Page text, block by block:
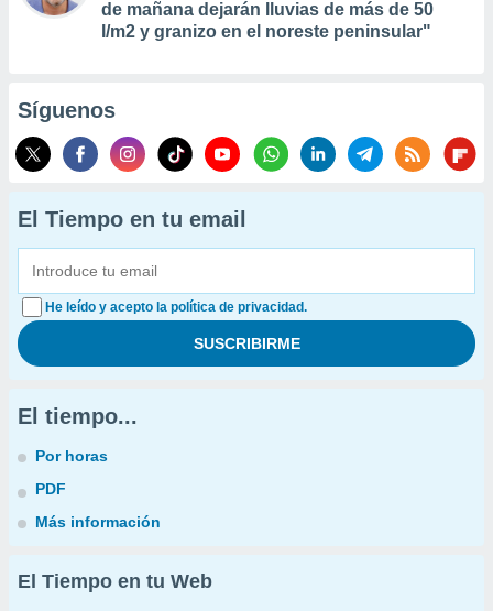
de mañana dejarán lluvias de más de 50
l/m2 y granizo en el noreste peninsular"
Síguenos
El Tiempo en tu email
He leído y acepto la política de privacidad.
El tiempo...
Por horas
PDF
Más información
El Tiempo en tu Web